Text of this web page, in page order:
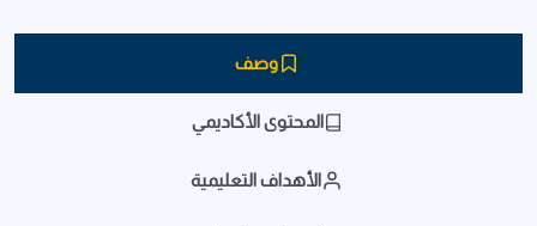
وصف
المحتوى الأكاديمي
الأهداف التعليمية